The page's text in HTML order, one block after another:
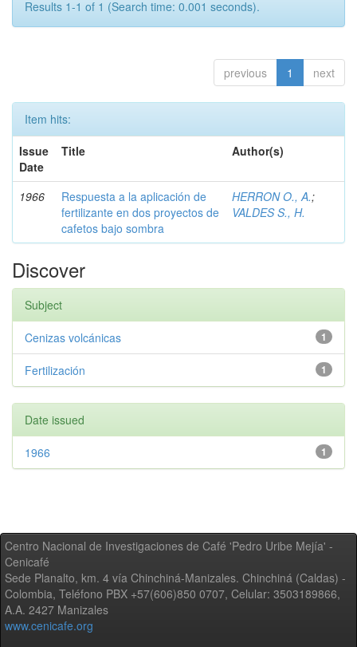
Results 1-1 of 1 (Search time: 0.001 seconds).
previous 1 next
Item hits:
Issue
Date
Title Author(s)
1966
Respuesta a la aplicación de
fertilizante en dos proyectos de
cafetos bajo sombra
HERRON O., A.;
VALDES S., H.
Discover
Subject
1
Cenizas volcánicas
1
Fertilización
Date issued
1
1966
Centro Nacional de Investigaciones de Café 'Pedro Uribe Mejía' -
Cenicafé
Sede Planalto, km. 4 vía Chinchiná-Manizales. Chinchiná (Caldas) -
Colombia, Teléfono PBX +57(606)850 0707, Celular: 3503189866,
A.A. 2427 Manizales
www.cenicafe.org